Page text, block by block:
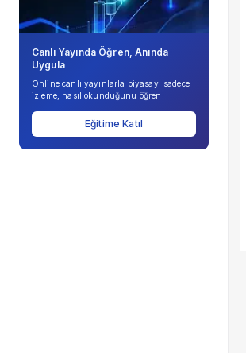
Canlı Yayında Öğren, Anında
Uygula
Online canlı yayınlarla piyasayı sadece
izleme, nasıl okunduğunu öğren.
Eğitime Katıl